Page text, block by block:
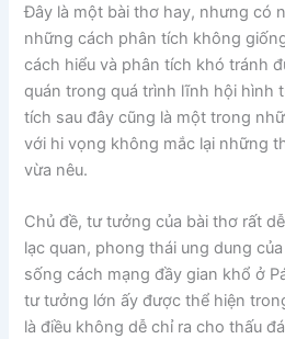
Đây là một bài thơ hay, nhưng có
những cách phân tích không
cách hiểu và phân tích khó tránh
quán trong quá trình lĩnh hội hình
tích sau đây cũng là một trong
với hi vọng không mắc lại những
vừa nêu.
Chủ đề, tư tưởng của bài thơ rất
lạc quan, phong thái ung dung
sống cách mạng đầy gian khổ ở
tư tưởng lớn ấy được thể hiện
là điều không dễ chỉ ra cho thấu